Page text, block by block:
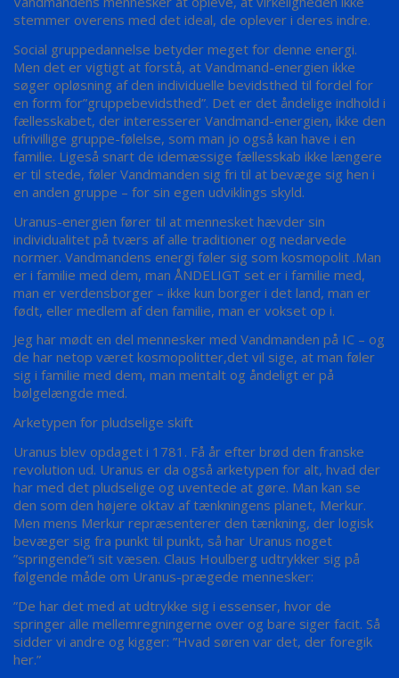
stemmer overens med det ideal, de oplever i deres indre.
Social gruppedannelse betyder meget for denne energi.
Men det er vigtigt at forstå, at Vandmand-energien ikke
søger opløsning af den individuelle bevidsthed til fordel for
en form for”gruppebevidsthed”. Det er det åndelige indhold i
fællesskabet, der interesserer Vandmand-energien, ikke den
ufrivillige gruppe-følelse, som man jo også kan have i en
familie. Ligeså snart de idemæssige fællesskab ikke længere
er til stede, føler Vandmanden sig fri til at bevæge sig hen i
en anden gruppe – for sin egen udviklings skyld.
Uranus-energien fører til at mennesket hævder sin
individualitet på tværs af alle traditioner og nedarvede
normer. Vandmandens energi føler sig som kosmopolit .Man
er i familie med dem, man ÅNDELIGT set er i familie med,
man er verdensborger – ikke kun borger i det land, man er
født, eller medlem af den familie, man er vokset op i.
Jeg har mødt en del mennesker med Vandmanden på IC – og
de har netop været kosmopolitter,det vil sige, at man føler
sig i familie med dem, man mentalt og åndeligt er på
bølgelængde med.
Arketypen for pludselige skift
Uranus blev opdaget i 1781. Få år efter brød den franske
revolution ud. Uranus er da også arketypen for alt, hvad der
har med det pludselige og uventede at gøre. Man kan se
den som den højere oktav af tænkningens planet, Merkur.
Men mens Merkur repræsenterer den tænkning, der logisk
bevæger sig fra punkt til punkt, så har Uranus noget
”springende”i sit væsen. Claus Houlberg udtrykker sig på
følgende måde om Uranus-prægede mennesker:
”De har det med at udtrykke sig i essenser, hvor de
springer alle mellemregningerne over og bare siger facit. Så
sidder vi andre og kigger: ”Hvad søren var det, der foregik
her.”